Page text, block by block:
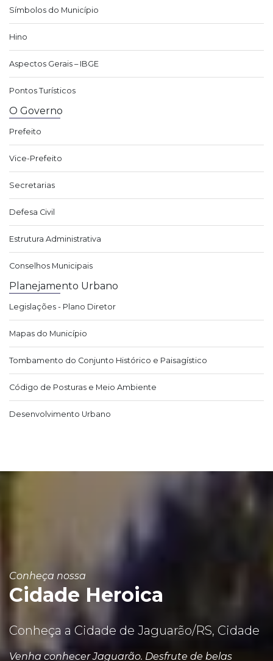
Símbolos do Município
Hino
Aspectos Gerais – IBGE
Pontos Turísticos
O Governo
Prefeito
Vice-Prefeito
Secretarias
Defesa Civil
Estrutura Administrativa
Conselhos Municipais
Planejamento Urbano
Legislações - Plano Diretor
Mapas do Município
Tombamento do Conjunto Histórico e Paisagístico
Código de Posturas e Meio Ambiente
Desenvolvimento Urbano
Conheça nossa
Cidade Heroica
Conheça a Cidade de Jaguarão/RS, Cidade
Venha conhecer Jaguarão. Desfrute de belas